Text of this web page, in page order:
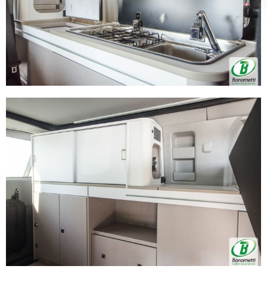
attivamente alla ricerca di caratteristiche specifiche
(impronte digitali).
Approfondisci come vengono elaborati i tuoi dati personali
e imposta le tue preferenze nellasezione dettagli. Puoi
modificare o ritirare il tuo consenso in qualsiasi momento
dalla Dichiarazione sui cookie.
Utilizziamo i cookie per personalizzare contenuti ed
annunci, per fornire funzionalità dei social media e per
analizzare il nostro traffico. Condividiamo inoltre
informazioni sul modo in cui utilizza il nostro sito con i
nostri partner che si occupano di analisi dei dati web,
pubblicità e social media, i quali potrebbero combinarle
con altre informazioni che ha fornito loro o che hanno
raccolto dal suo utilizzo dei loro servizi.